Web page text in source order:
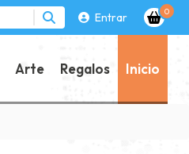
Entrar 0
Arte Regalos Inicio